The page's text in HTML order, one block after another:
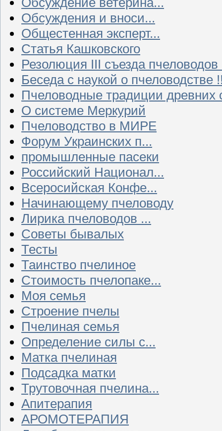
Обсуждения и вноси...
Общестенная эксперт...
Статья Кашковского
Резолюция III съезда
Беседа с наукой о пчеловодстве
Пчеловодные традиции древних
О системе Меркурий
Пчеловодство в МИРЕ
Форум Украинских п...
промышленные пасеки
Российский Национал...
Всеросийская Конфе...
Начинающему пчеловоду
Лирика пчеловодов ...
Советы бывалых
Тесты
Таинство пчелиное
Стоимость пчелопаке...
Моя семья
Строение пчелы
Пчелиная семья
Определение силы с...
Матка пчелиная
Подсадка матки
Трутовочная пчелина...
Апитерапия
АРОМОТЕРАПИЯ